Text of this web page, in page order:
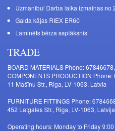
Uzmanību! Darba laika izmaiņas no
Galda kājas RIEX ER60
Laminēts bērza saplāksnis
TRADE
BOARD MATERIALS Phone:
COMPONENTS PRODUCTION
11 Mašīnu Str., Riga, LV-1063, Latvia
FURNITURE FITTINGS Phone:
452 Latgales Str., Riga, LV-1063, Latvija
Operating hours: Monday to Friday